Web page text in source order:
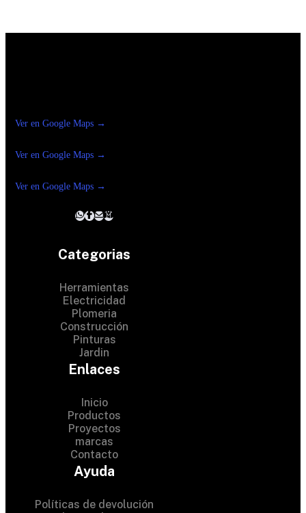
Ver en Google Maps →
Ver en Google Maps →
Ver en Google Maps →
Categorias
Herramientas
Electricidad
Plomeria
Construcción
Pinturas
Jardin
Enlaces
Inicio
Productos
Proyectos
marcas
Contacto
Ayuda
Políticas de devolución